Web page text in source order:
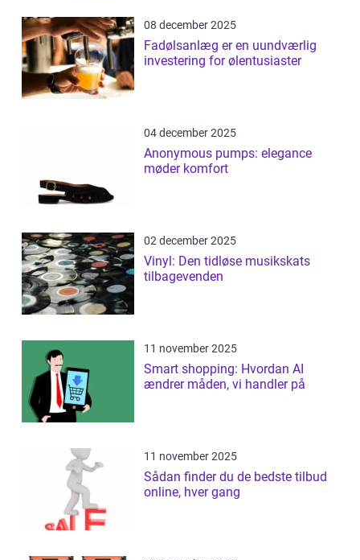
08 december 2025
Fadølsanlæg er en uundværlig
investering for ølentusiaster
04 december 2025
Anonymous pumps: elegance
møder komfort
02 december 2025
Vinyl: Den tidløse musikskats
tilbagevenden
11 november 2025
Smart shopping: Hvordan AI
ændrer måden, vi handler på
11 november 2025
Sådan finder du de bedste tilbud
online, hver gang